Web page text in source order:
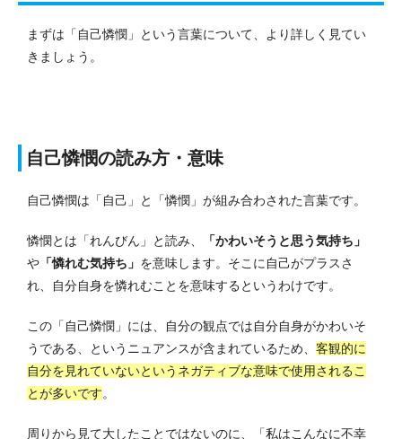
まずは「自己憐憫」という言葉について、より詳しく見てい
きましょう。
自己憐憫の読み方・意味
自己憐憫は「自己」と「憐憫」が組み合わされた言葉です。
憐憫とは「れんびん」と読み、
「かわいそうと思う気持ち」
や 「憐れむ気持ち」 を意味します。 そこに自己がプラスさ
れ、自分自身を憐れむことを意味するというわけです。
この「自己憐憫」には、自分の観点では自分自身がかわいそ
うである、というニュアンスが含まれているため、 客観的に
自分を見れていないというネガティブな意味で使用されるこ
とが多いです。
周りから見て大したことではないのに、「私はこんなに不幸